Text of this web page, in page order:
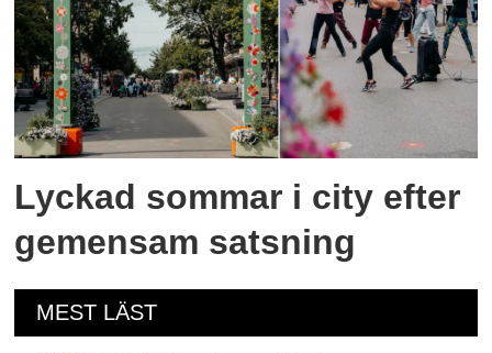
Lyckad sommar i city efter
gemensam satsning
MEST LÄST